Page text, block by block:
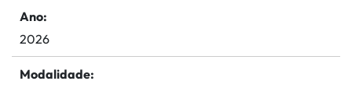
Ano:
2026
Modalidade: